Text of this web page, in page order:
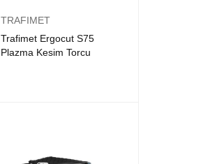
TRAFIMET
Trafimet Ergocut S75
Plazma Kesim Torcu